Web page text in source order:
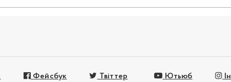
Фейсбук Твіттер Ютьюб